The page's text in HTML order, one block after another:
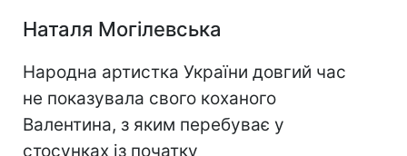
Наталя Могілевська
Народна артистка України довгий час
не показувала свого коханого
Валентина, з яким перебуває у
стосунках із початку